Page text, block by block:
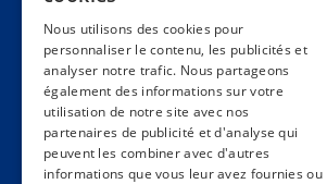
Zoom In
FAQ
Contact
Conditions générales
Hôpitaux Universitaires Genève
SPANISH
GERMAN
ITALIAN
PORTUGUESE
Nous utilisons des cookies pour
personnaliser le contenu, les publicités et
analyser notre trafic. Nous partageons
également des informations sur votre
utilisation de notre site avec nos
partenaires de publicité et d'analyse qui
peuvent les combiner avec d'autres
informations que vous leur avez fournies ou